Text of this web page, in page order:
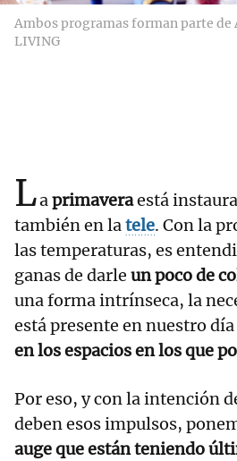
Ambos programas forman parte de
LIVING
Laprimaveraestá
también en latele. Con la
las temperaturas, es
ganas de darle un poco de
una forma intrínseca, la
está presente en nuestro
en los espacios en los que
Por eso, y con la intención
deben esos impulsos,
auge que están teniendo